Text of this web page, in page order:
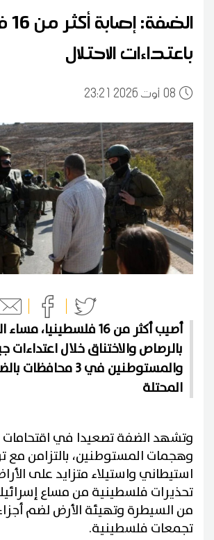
باعتداءات الاحتلال
0823:21 2026 أوت
أصيب أكثر من 16
بالرصاص والاختناق خلال اعتداءات
والمستوطنين في 3
المحتلة
وتشهد الضفة تصعيدا في
وهجمات المستوطنين، بالتزامن
استيطاني واستيلاء متزايد على
تحذيرات فلسطينية من مساع
من السيطرة وتهيئة الأرض لضم
تجمعات فلسطينية.